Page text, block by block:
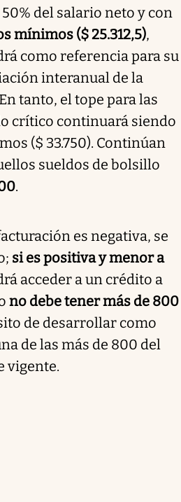
del salario neto y con
mínimos ($ 25.312,5),
como referencia para su
interanual de la
tanto, el tope para las
crítico continuará siendo
($ 33.750). Continúan
sueldos de bolsillo
.
es negativa, se
si es positiva y menor a
acceder a un crédito a
no debe tener más de 800
de desarrollar como
de las más de 800 del
vigente.